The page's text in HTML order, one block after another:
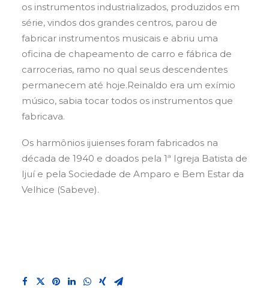
os instrumentos industrializados, produzidos em
série, vindos dos grandes centros, parou de
fabricar instrumentos musicais e abriu uma
oficina de chapeamento de carro e fábrica de
carrocerias, ramo no qual seus descendentes
permanecem até hoje.Reinaldo era um exímio
músico, sabia tocar todos os instrumentos que
fabricava.
Os harmônios ijuienses foram fabricados na
década de 1940 e doados pela 1ª Igreja Batista de
Ijuí e pela Sociedade de Amparo e Bem Estar da
Velhice (Sabeve).